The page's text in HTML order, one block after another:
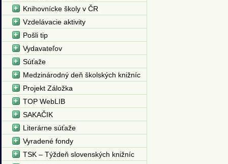
Knihovnícke školy v ČR
Vzdelávacie aktivity
Pošli tip
Vydavateľov
Súťaže
Medzinárodný deň školských knižníc
Projekt Záložka
TOP WebLIB
SAKAČIK
Literárne súťaže
Vyradené fondy
TSK – Týždeň slovenských knižníc